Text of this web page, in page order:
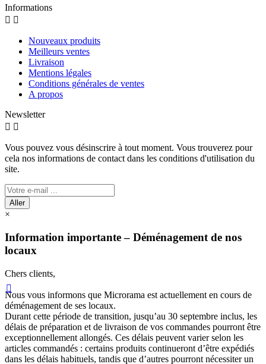
Informations
 
Nouveaux produits
Meilleurs ventes
Livraison
Mentions légales
Conditions générales de ventes
A propos
Newsletter
 
Vous pouvez vous désinscrire à tout moment. Vous trouverez pour
cela nos informations de contact dans les conditions d'utilisation du
site.
Aller
×
Information importante – Déménagement de nos
locaux
Chers clients,
Nous vous informons que Microrama est actuellement en cours de
déménagement de ses locaux.
Durant cette période de transition, jusqu’au 30 septembre inclus, les
délais de préparation et de livraison de vos commandes pourront être
exceptionnellement allongés. Ces délais peuvent varier selon les
articles commandés : certains produits continueront d’être expédiés
dans les délais habituels, tandis que d’autres pourront nécessiter un
